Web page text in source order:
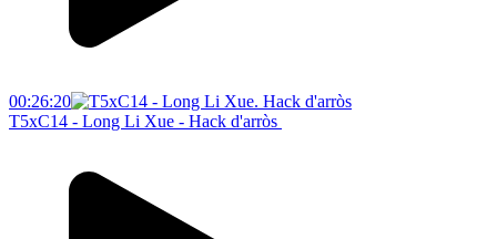
00:26:20
T5xC14 - Long Li Xue - Hack d'arròs